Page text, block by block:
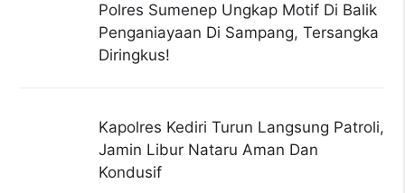
Polres Sumenep Ungkap Motif Di Balik
Penganiayaan Di Sampang, Tersangka
Diringkus!
Kapolres Kediri Turun Langsung Patroli,
Jamin Libur Nataru Aman Dan
Kondusif